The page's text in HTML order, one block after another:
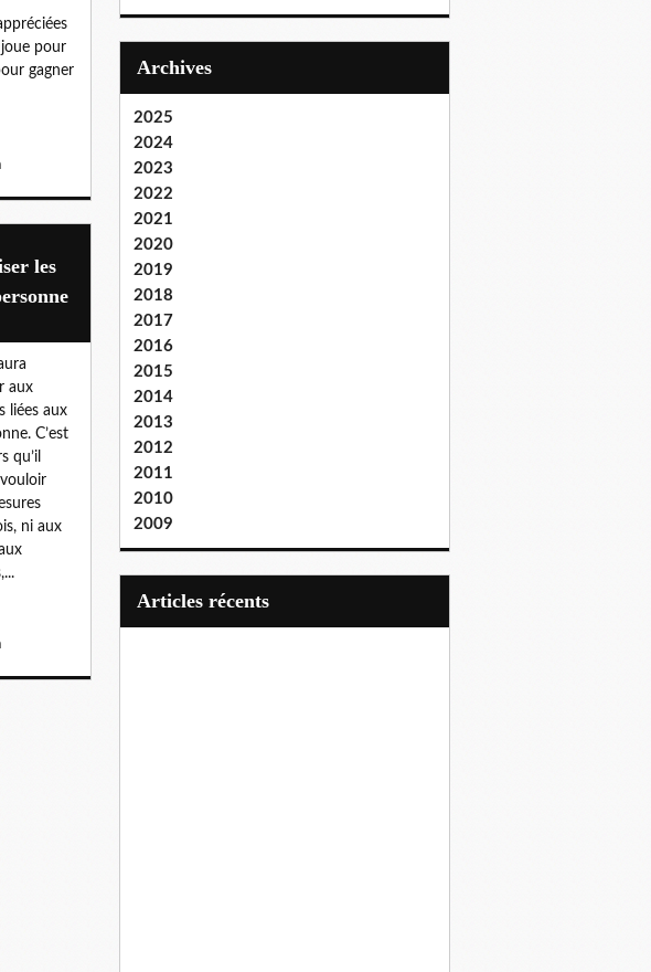
pour
gagner
les
aux
liées aux
C’est
qu’il
ni aux
Archives
2025
2024
2023
2022
2021
2020
2019
2018
2017
2016
2015
2014
2013
2012
2011
2010
2009
articles récents